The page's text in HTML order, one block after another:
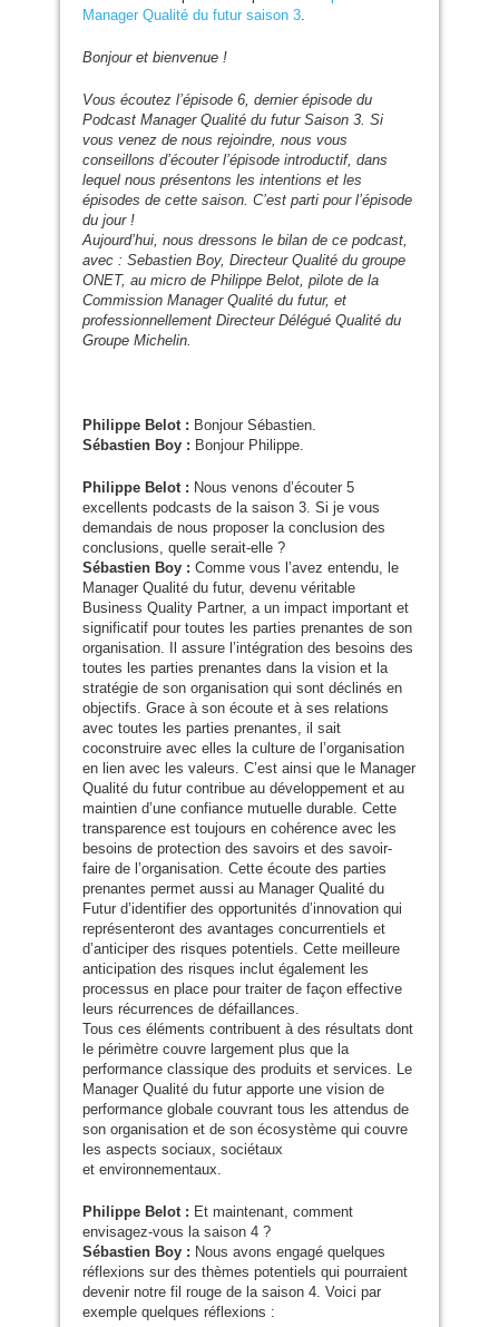
Manager Qualité du futur saison 3.
Bonjour et bienvenue !
Vous écoutez l’épisode 6, dernier épisode du
Podcast Manager Qualité du futur Saison 3. Si
vous venez de nous rejoindre, nous vous
conseillons d’écouter l’épisode introductif, dans
lequel nous présentons les intentions et les
épisodes de cette saison. C’est parti pour l’épisode
du jour !
Aujourd’hui, nous dressons le bilan de ce podcast,
avec : Sebastien Boy, Directeur Qualité du groupe
ONET, au micro de Philippe Belot, pilote de la
Commission Manager Qualité du futur, et
professionnellement Directeur Délégué Qualité du
Groupe Michelin.
Philippe Belot : Bonjour Sébastien.
Sébastien Boy : Bonjour Philippe.
Philippe Belot : Nous venons d’écouter 5
excellents podcasts de la saison 3. Si je vous
demandais de nous proposer la conclusion des
conclusions, quelle serait-elle ?
Sébastien Boy : Comme vous l’avez entendu, le
Manager Qualité du futur, devenu véritable
Business Quality Partner, a un impact important et
significatif pour toutes les parties prenantes de son
organisation. Il assure l’intégration des besoins des
toutes les parties prenantes dans la vision et la
stratégie de son organisation qui sont déclinés en
objectifs. Grace à son écoute et à ses relations
avec toutes les parties prenantes, il sait
coconstruire avec elles la culture de l’organisation
en lien avec les valeurs. C’est ainsi que le Manager
Qualité du futur contribue au développement et au
maintien d’une confiance mutuelle durable. Cette
transparence est toujours en cohérence avec les
besoins de protection des savoirs et des savoir-
faire de l’organisation. Cette écoute des parties
prenantes permet aussi au Manager Qualité du
Futur d’identifier des opportunités d’innovation qui
représenteront des avantages concurrentiels et
d’anticiper des risques potentiels. Cette meilleure
anticipation des risques inclut également les
processus en place pour traiter de façon effective
leurs récurrences de défaillances.
Tous ces éléments contribuent à des résultats dont
le périmètre couvre largement plus que la
performance classique des produits et services. Le
Manager Qualité du futur apporte une vision de
performance globale couvrant tous les attendus de
son organisation et de son écosystème qui couvre
les aspects sociaux, sociétaux
et environnementaux.
Philippe Belot : Et maintenant, comment
envisagez-vous la saison 4 ?
Sébastien Boy : Nous avons engagé quelques
réflexions sur des thèmes potentiels qui pourraient
devenir notre fil rouge de la saison 4. Voici par
exemple quelques réflexions :